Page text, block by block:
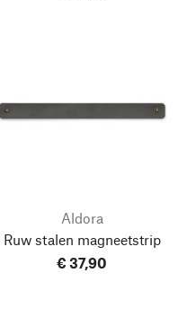
Aldora
Ruw stalen magneetstrip
€ 37,90